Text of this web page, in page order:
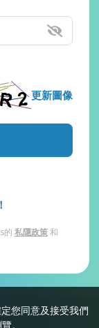
您同意及接受我們
。
更新圖像
的 私隱政策和
則